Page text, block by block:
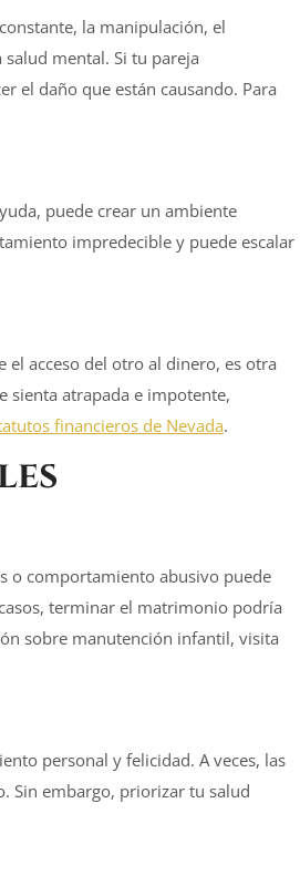
la manipulación, el
mental. Si tu pareja
el daño que están causando. Para
puede crear un ambiente
impredecible y puede escalar
el acceso del otro al dinero, es otra
sienta atrapada e impotente,
financieros de Nevada.
o comportamiento abusivo puede
terminar el matrimonio podría
sobre manutención infantil, visita
personal y felicidad. A veces, las
Sin embargo, priorizar tu salud